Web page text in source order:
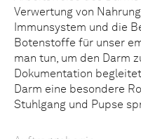
Verwertung von
Immunsystem und die
Botenstoffe für unser
man tun, um den Darm
Dokumentation
Darm eine besondere
Stuhlgang und Pupse